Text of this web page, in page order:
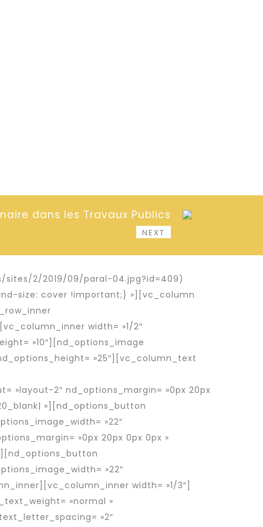
dans les Travaux Publics
NEXT
2/2019/09/paral-04.jpg?id=409)
size: cover !important;} »][vc_column
width= »1/2″
»10″][nd_options_image
»25″][vc_column_text
»layout-2″ nd_options_margin= »0px 20px
»][nd_options_button
»22″
»0px 20px 0px 0px »
»22″
width= »1/3″]
»normal »
»2″